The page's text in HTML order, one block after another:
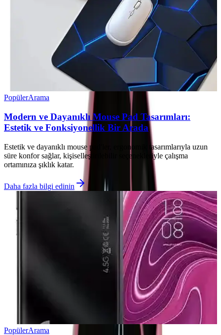
PopülerArama
Modern ve Dayanıklı Mouse Pad Tasarımları:
Estetik ve Fonksiyonellik Bir Arada
Estetik ve dayanıklı mouse pad'ler, ergonomik tasarımlarıyla uzun
süre konfor sağlar, kişiselleştirilebilir seçenekleriyle çalışma
ortamınıza şıklık katar.
Daha fazla bilgi edinin
PopülerArama